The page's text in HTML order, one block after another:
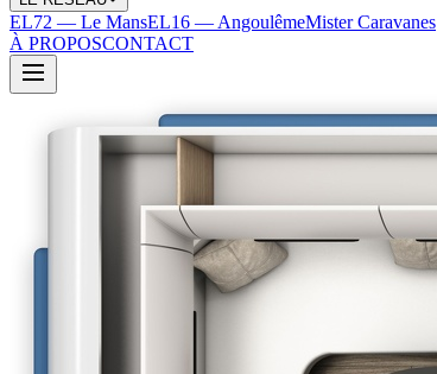
EL72 — Le MansEL16 — AngoulêmeMister Caravanes
À PROPOSCONTACT